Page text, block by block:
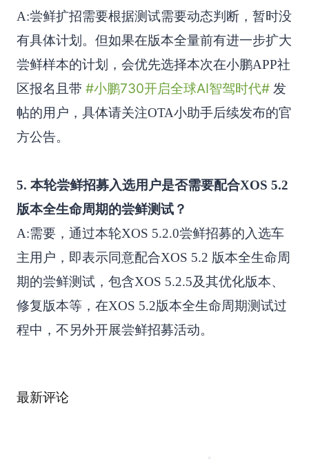
A:尝鲜扩招需要根据测试需要动态判断，暂时没
有具体计划。但如果在版本全量前有进一步扩大
尝鲜样本的计划，会优先选择本次在小鹏APP社
区报名且带 #小鹏730开启全球AI智驾时代#发
帖的用户，具体请关注OTA小助手后续发布的官
方公告。
5. 本轮尝鲜招募入选用户是否需要配合XOS 5.2
版本全生命周期的尝鲜测试？
A:需要，通过本轮XOS 5.2.0尝鲜招募的入选车
主用户，即表示同意配合XOS 5.2 版本全生命周
期的尝鲜测试，包含XOS 5.2.5及其优化版本、
修复版本等，在XOS 5.2版本全生命周期测试过
程中，不另外开展尝鲜招募活动。
最新评论